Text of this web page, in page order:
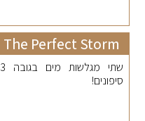
The Perfect Storm
שתי מגלשות מים בגובה 3
סיפונים!